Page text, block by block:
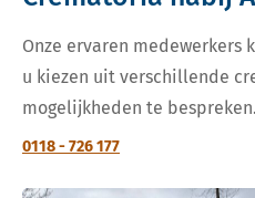
Onze ervaren medewerkers
u kiezen uit verschillende
mogelijkheden te bespreken.
0118 - 726 177